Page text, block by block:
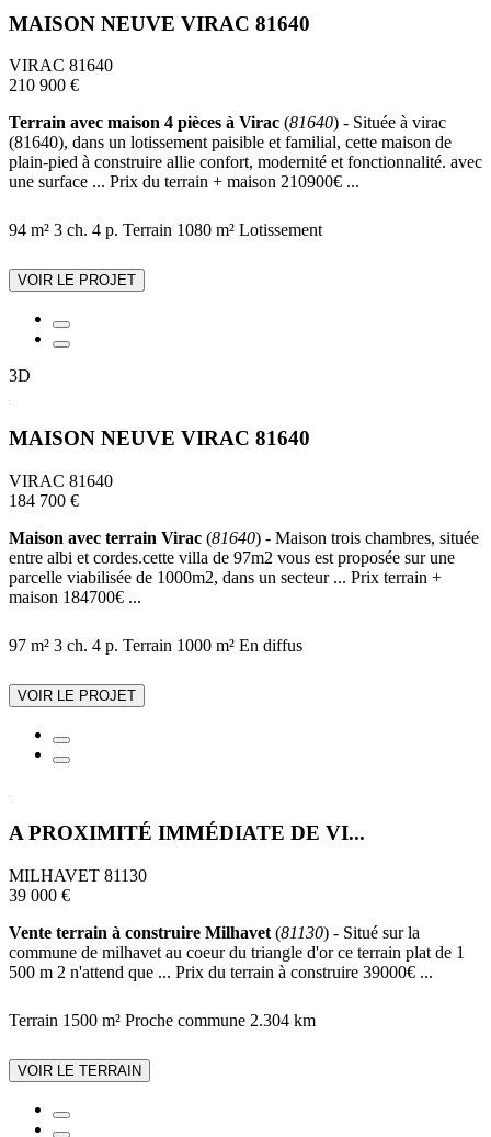
MAISON NEUVE VIRAC 81640
VIRAC 81640
210 900 €
Terrain avec maison 4 pièces à Virac (81640) - Située à virac
(81640), dans un lotissement paisible et familial, cette maison de
plain-pied à construire allie confort, modernité et fonctionnalité. avec
une surface ... Prix du terrain + maison 210900€ ...
94 m² 3 ch. 4 p. Terrain 1080 m² Lotissement
VOIR LE PROJET
3D
MAISON NEUVE VIRAC 81640
VIRAC 81640
184 700 €
Maison avec terrain Virac (81640) - Maison trois chambres, située
entre albi et cordes.cette villa de 97m2 vous est proposée sur une
parcelle viabilisée de 1000m2, dans un secteur ... Prix terrain +
maison 184700€ ...
97 m² 3 ch. 4 p. Terrain 1000 m² En diffus
VOIR LE PROJET
A PROXIMITÉ IMMÉDIATE DE VI...
MILHAVET 81130
39 000 €
Vente terrain à construire Milhavet (81130) - Situé sur la
commune de milhavet au coeur du triangle d'or ce terrain plat de 1
500 m 2 n'attend que ... Prix du terrain à construire 39000€ ...
Terrain 1500 m² Proche commune 2.304 km
VOIR LE TERRAIN